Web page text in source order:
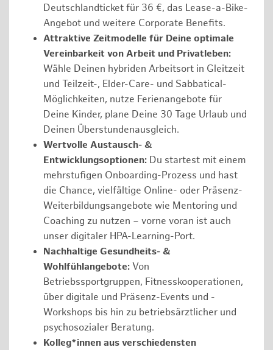
Deutschlandticket für 36 €, das Lease-a-Bike-
Angebot und weitere Corporate Benefits.
Attraktive Zeitmodelle für Deine optimale
Vereinbarkeit von Arbeit und Privatleben:
Wähle Deinen hybriden Arbeitsort in Gleitzeit
und Teilzeit-, Elder-Care- und Sabbatical-
Möglichkeiten, nutze Ferienangebote für
Deine Kinder, plane Deine 30 Tage Urlaub und
Deinen Überstundenausgleich.
Wertvolle Austausch- &
Entwicklungsoptionen: Du startest mit einem
mehrstufigen Onboarding-Prozess und hast
die Chance, vielfältige Online- oder Präsenz-
Weiterbildungsangebote wie Mentoring und
Coaching zu nutzen – vorne voran ist auch
unser digitaler HPA-Learning-Port.
Nachhaltige Gesundheits- &
Wohlfühlangebote: Von
Betriebssportgruppen, Fitnesskooperationen,
über digitale und Präsenz-Events und -
Workshops bis hin zu betriebsärztlicher und
psychosozialer Beratung.
Kolleg*innen aus verschiedensten